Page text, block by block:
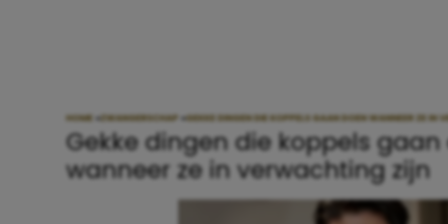
HOME »ZWANGERSCHAP »GEKKE DINGEN DIE KOPPELS GAAN DOEN WANNEER ZE IN
Gekke dingen die koppels
wanneer ze in verwachting zijn